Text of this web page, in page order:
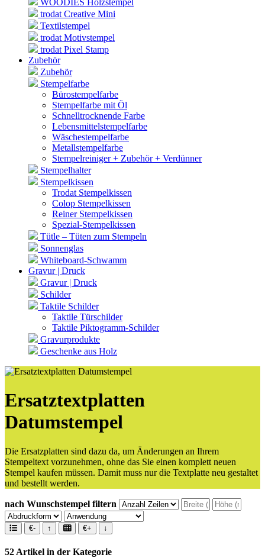
WOODIES Holzstempel
trodat Creative Mini
Textilstempel
trodat Motivstempel
trodat Pixel Stamp
Zubehör
Zubehör
Stempelfarbe
Bürostempelfarbe
Stempelfarbe mit Öl
Schnelltrocknende Farbe
Lebensmittelstempelfarbe
Wäschestempelfarbe
Metallstempelfarbe
Stempelreiniger + Zubehör + Verdünner
Stempelhalter
Stempelkissen
Trodat Stempelkissen
Colop Stempelkissen
Reiner Stempelkissen
Spezial-Stempelkissen
Tütle – Tüten zum Stempeln
Sonnenglas
Whiteboard-Schwamm
Gravur | Druck
Gravur | Druck
Schilder
Taktile Schilder
Taktile Türschilder
Taktile Piktogramm-Schilder
Gravurprodukte
Geschenke aus Holz
Ersatztextplatten
Datumstempel
Die Ersatzplatten sind dazu da, um Änderungen an Ihrem
Stempeltext vorzunehmen, ohne das Sie einen komplett neuen
Stempel kaufen müssen. Damit muss nur die Textplatte neu gestaltet
und bestellt werden.
nach Wunschstempel filtern
€- ↑ €+ ↓
52 Artikel in der Kategorie